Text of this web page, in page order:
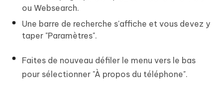
ou Websearch.
Une barre de recherche s'affiche et vous devez y
taper "Paramètres".
Faites de nouveau défiler le menu vers le bas
pour sélectionner "À propos du téléphone".